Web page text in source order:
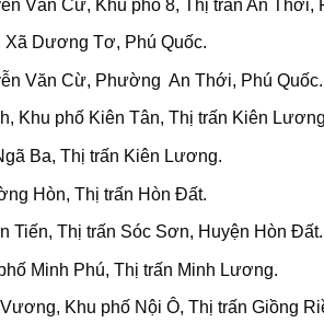
Văn Cừ, Khu phố 8, Thị trấn An Thới,
Dương Tơ, Phú Quốc.
Văn Cừ, Phường An Thới, Phú Quốc.
Khu phố Kiên Tân, Thị trấn Kiên
Ba, Thị trấn Kiên Lương.
Hòn, Thị trấn Hòn Đất.
Tiến, Thị trấn Sóc Sơn, Huyện Hòn Đất.
Minh Phú, Thị trấn Minh Lương.
Khu phố Nội Ô, Thị trấn Giồng